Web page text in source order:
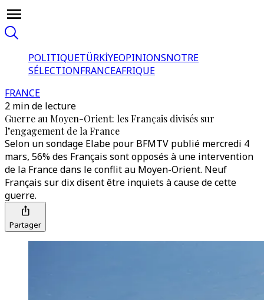
POLITIQUETÜRKİYEOPINIONSNOTRE
SÉLECTIONFRANCEAFRIQUE
FRANCE
2 min de lecture
Guerre au Moyen-Orient: les Français divisés sur
l’engagement de la France
Selon un sondage Elabe pour BFMTV publié mercredi 4
mars, 56% des Français sont opposés à une intervention
de la France dans le conflit au Moyen-Orient. Neuf
Français sur dix disent être inquiets à cause de cette
guerre.
Partager